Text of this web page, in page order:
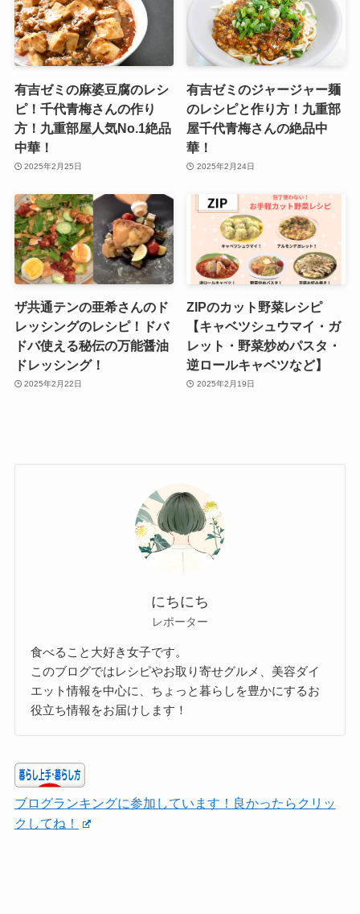
有吉ゼミの麻婆豆腐のレシ
ピ！千代青梅さんの作り
方！九重部屋人気No.1絶品
中華！
2025年2月25日
有吉ゼミのジャージャー麺
のレシピと作り方！九重部
屋千代青梅さんの絶品中
華！
2025年2月24日
ザ共通テンの亜希さんのド
レッシングのレシピ！ドバ
ドバ使える秘伝の万能醤油
ドレッシング！
2025年2月22日
ZIPのカット野菜レシピ
【キャベツシュウマイ・ガ
レット・野菜炒めパスタ・
逆ロールキャベツなど】
2025年2月19日
にちにち
レポーター
食べること大好き女子です。
このブログではレシピやお取り寄せグルメ、美容ダイ
エット情報を中心に、ちょっと暮らしを豊かにするお
役立ち情報をお届けします！
ブログランキングに参加しています！良かったらクリッ
クしてね！